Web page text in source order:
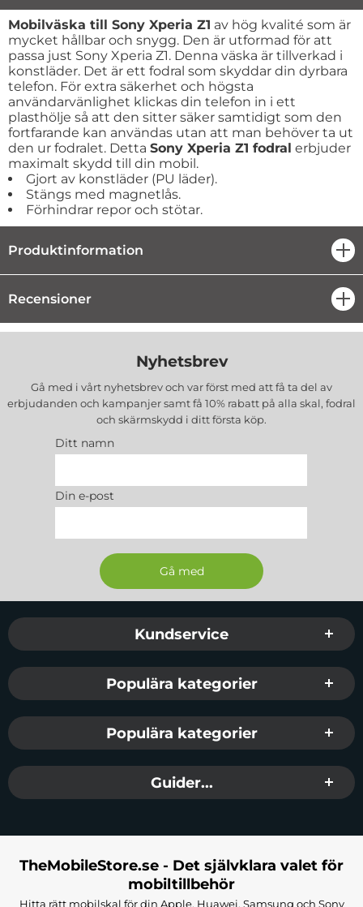
Produktbeskrivning
Mobilväska till Sony Xperia Z1 av hög kvalité som är
mycket hållbar och snygg. Den är utformad för att
passa just Sony Xperia Z1. Denna väska är tillverkad i
konstläder. Det är ett fodral som skyddar din dyrbara
telefon. För extra säkerhet och högsta
användarvänlighet klickas din telefon in i ett
plasthölje så att den sitter säker samtidigt som den
fortfarande kan användas utan att man behöver ta ut
den ur fodralet. Detta Sony Xperia Z1 fodral erbjuder
maximalt skydd till din mobil.
Gjort av konstläder (PU läder).
Stängs med magnetlås.
Förhindrar repor och stötar.
Produktinformation
Recensioner
Nyhetsbrev
Gå med i vårt nyhetsbrev och var först med att få ta del av
erbjudanden och kampanjer samt få 10% rabatt på alla skal, fodral
och skärmskydd i ditt första köp.
Ditt namn
Din e-post
Sidfot Blandad info och länkar
Kundservice
Populära kategorier
Populära kategorier
Guider...
TheMobileStore.se - Det självklara valet för
mobiltillbehör
Hitta rätt mobilskal för din Apple, Huawei, Samsung och Sony